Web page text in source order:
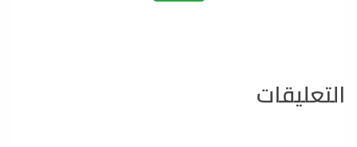
التعليقات